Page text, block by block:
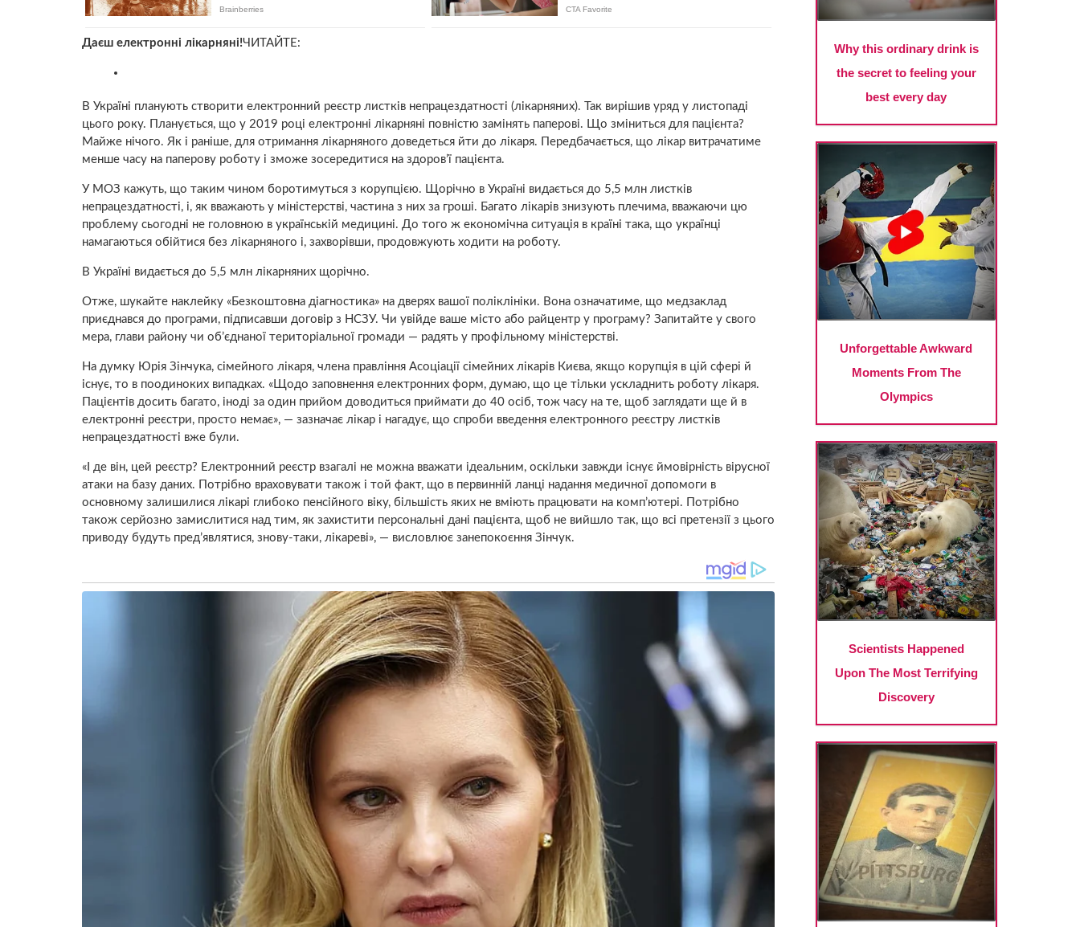
Даєш електронні лікарняні!ЧИТАЙТЕ:
В Україні планують створити електронний реєстр листків непрацездатності (лікарняних). Так вирішив уряд у листопаді
цього року. Планується, що у 2019 році електронні лікарняні повністю замінять паперові. Що зміниться для пацієнта?
Майже нічого. Як і раніше, для отримання лікарняного доведеться йти до лікаря. Передбачається, що лікар витрачатиме
менше часу на паперову роботу і зможе зосередитися на здоров’ї пацієнта.
У МОЗ кажуть, що таким чином боротимуться з корупцією. Щорічно в Україні видається до 5,5 млн листків
непрацездатності, і, як вважають у міністерстві, частина з них за гроші. Багато лікарів знизують плечима, вважаючи цю
проблему сьогодні не головною в українській медицині. До того ж економічна ситуація в країні така, що українці
намагаються обійтися без лікарняного і, захворівши, продовжують ходити на роботу.
В Україні видається до 5,5 млн лікарняних щорічно.
Отже, шукайте наклейку «Безкоштовна діагностика» на дверях вашої поліклініки. Вона означатиме, що медзаклад
приєднався до програми, підписавши договір з НСЗУ. Чи увійде ваше місто або райцентр у програму? Запитайте у свого
мера, глави району чи об’єднаної територіальної громади — радять у профільному міністерстві.
На думку Юрія Зінчука, сімейного лікаря, члена правління Асоціації сімейних лікарів Києва, якщо корупція в цій сфері й
існує, то в поодиноких випадках. «Щодо заповнення електронних форм, думаю, що це тільки ускладнить роботу лікаря.
Пацієнтів досить багато, іноді за один прийом доводиться приймати до 40 осіб, тож часу на те, щоб заглядати ще й в
електронні реєстри, просто немає», — зазначає лікар і нагадує, що спроби введення електронного реєстру листків
непрацездатності вже були.
«І де він, цей реєстр? Електронний реєстр взагалі не можна вважати ідеальним, оскільки завжди існує ймовірність вірусної
атаки на базу даних. Потрібно враховувати також і той факт, що в первинній ланці надання медичної допомоги в
основному залишилися лікарі глибоко пенсійного віку, більшість яких не вміють працювати на комп’ютері. Потрібно
також серйозно замислитися над тим, як захистити персональні дані пацієнта, щоб не вийшло так, що всі претензії з цього
приводу будуть пред’являтися, знову-таки, лікареві», — висловлює занепокоєння Зінчук.